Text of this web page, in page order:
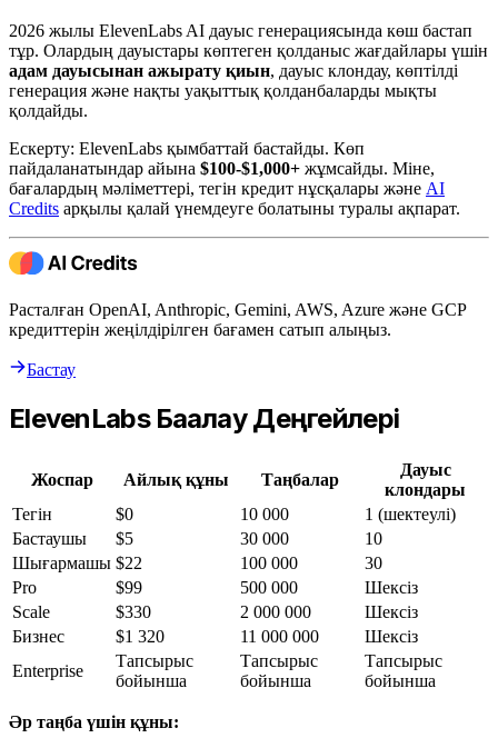
2026 жылы ElevenLabs AI дауыс генерациясында көш бастап
тұр. Олардың дауыстары көптеген қолданыс жағдайлары үшін
адам дауысынан ажырату қиын, дауыс клондау, көптілді
генерация және нақты уақыттық қолданбаларды мықты
қолдайды.
Ескерту: ElevenLabs қымбаттай бастайды. Көп
пайдаланатындар айына $100-$1,000+ жұмсайды. Міне,
бағалардың мәліметтері, тегін кредит нұсқалары және AI
Credits арқылы қалай үнемдеуге болатыны туралы ақпарат.
Расталған OpenAI, Anthropic, Gemini, AWS, Azure және GCP
кредиттерін жеңілдірілген бағамен сатып алыңыз.
Бастау
ElevenLabs Бағалау Деңгейлері
Жоспар Айлық құны Таңбалар
Дауыс
клондары
Тегін
$0 10 000
1 (шектеулі)
Бастаушы
$5 30 000
10
Шығармашы $22 100 000
30
Pro
$99 500 000
Шексіз
Scale
$330 2 000 000
Шексіз
Бизнес
$1 320 11 000 000
Шексіз
Enterprise
Тапсырыс
бойынша
Тапсырыс
бойынша
Тапсырыс
бойынша
Әр таңба үшін құны: